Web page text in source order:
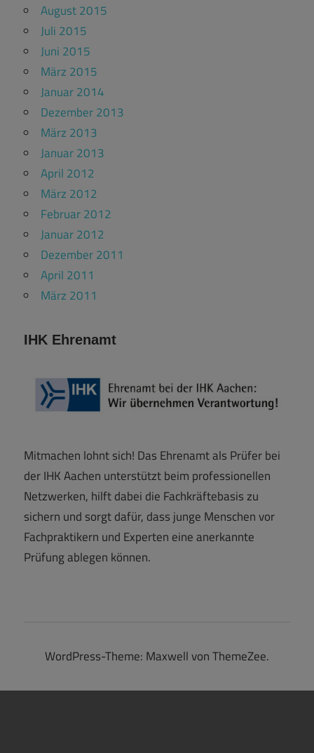
August 2015
Juli 2015
Juni 2015
März 2015
Januar 2014
Dezember 2013
März 2013
Januar 2013
April 2012
März 2012
Februar 2012
Januar 2012
Dezember 2011
April 2011
März 2011
IHK Ehrenamt
Mitmachen lohnt sich! Das Ehrenamt als Prüfer bei
der IHK Aachen unterstützt beim professionellen
Netzwerken, hilft dabei die Fachkräftebasis zu
sichern und sorgt dafür, dass junge Menschen vor
Fachpraktikern und Experten eine anerkannte
Prüfung ablegen können.
WordPress-Theme: Maxwell von ThemeZee.